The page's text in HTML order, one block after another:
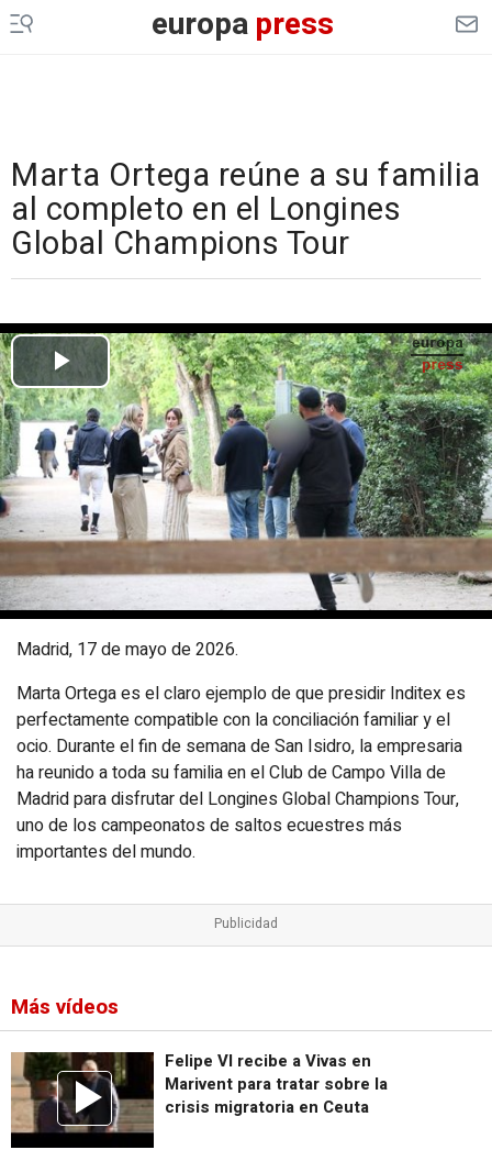
europapress
Marta Ortega reúne a su familia
al completo en el Longines
Global Champions Tour
Madrid, 17 de mayo de 2026.
Marta Ortega es el claro ejemplo de que presidir Inditex es
perfectamente compatible con la conciliación familiar y el
ocio. Durante el fin de semana de San Isidro, la empresaria
ha reunido a toda su familia en el Club de Campo Villa de
Madrid para disfrutar del Longines Global Champions Tour,
uno de los campeonatos de saltos ecuestres más
importantes del mundo.
Más vídeos
Felipe VI recibe a Vivas en
Marivent para tratar sobre la
crisis migratoria en Ceuta